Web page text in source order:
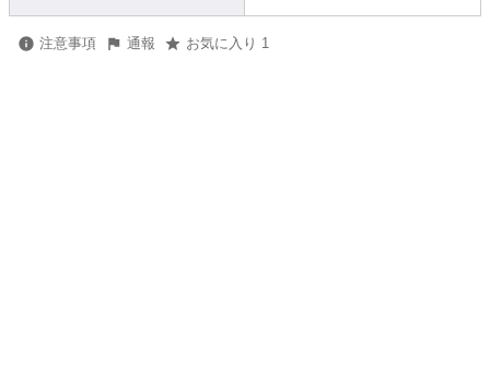
注意事項 通報 お気に入り 1